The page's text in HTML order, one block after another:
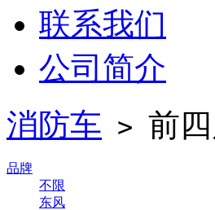
联系我们
公司简介
消防车 > 前
品牌
不限
东风